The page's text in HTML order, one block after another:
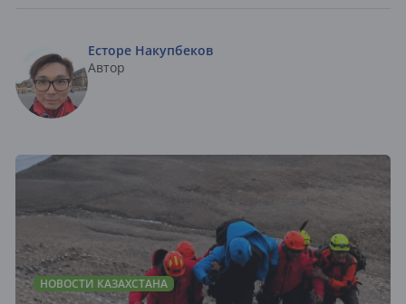
Есторе Накупбеков
Автор
НОВОСТИ КАЗАХСТАНА